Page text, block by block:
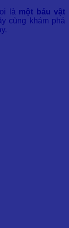
là một báu vật
cùng khám phá